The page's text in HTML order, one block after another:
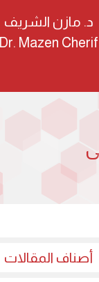
د. مازن الشريف
Dr. Mazen Cherif
أصناف المقالات